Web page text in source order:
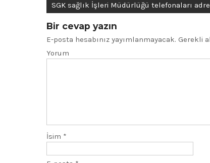
SGK sağlık İşleri Müdürlüğü telefonaları
Bir cevap yazın
E-posta hesabınız yayımlanmayacak. Gerekli
Yorum
İsim *